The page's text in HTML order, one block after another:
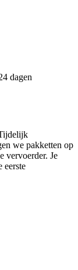
dagen
we pakketten op
vervoerder. Je
eerste